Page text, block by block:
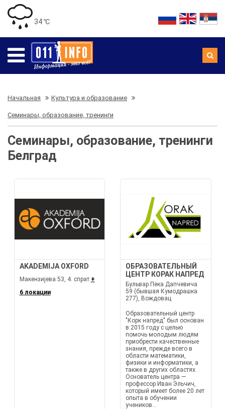
34 ℃
Начальная Культура и образование
Семинары, образование, тренинги
Семинары, образование, тренинги
Белград
AKADEMIJA OXFORD
Макензијева 53, 4. спрат +
6 локации
ОБРАЗОВАТЕЛЬНЫЙ
ЦЕНТР КОРАК НАПРЕД
Бульвар Пека Дапчевича
59 (бывшая Кумодрашка
277), Вождовац
Образовательный центр
"Корк напред" был основан
в 2015 году с целью
помочь молодым людям
приобрести качественные
знания, прежде всего в
области математики,
физики и информатики, а
также в других областях.
Основатель центра —
профессор Иван Эльчич,
который имеет более 20 лет
опыта в обучении
учеников...